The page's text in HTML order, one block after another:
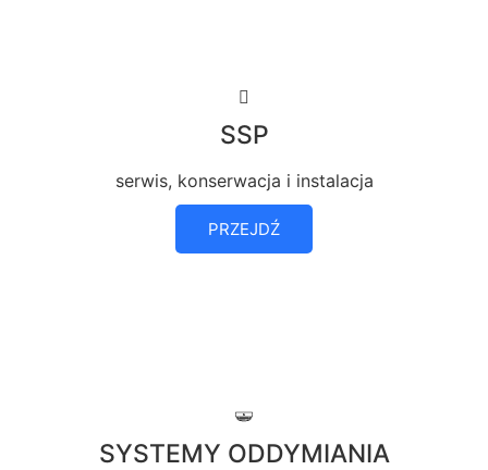
SSP
serwis, konserwacja i instalacja
PRZEJDŹ
SYSTEMY ODDYMIANIA